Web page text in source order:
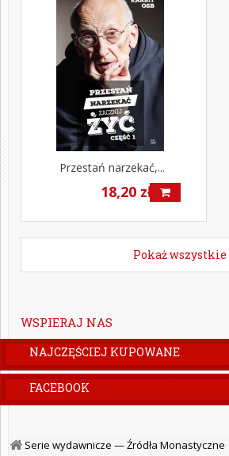
Przestań narzekać,...
18,20 zł
Pokaż wszystkie
WSPIERAJ NAS
NAJCZĘŚCIEJ KUPOWANE
FACEBOOK
Serie wydawnicze —Źródła Monastyczne